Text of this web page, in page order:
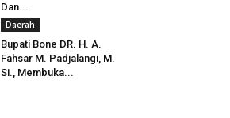
Dan...
Daerah
Bupati Bone DR. H. A.
Fahsar M. Padjalangi, M.
Si., Membuka...